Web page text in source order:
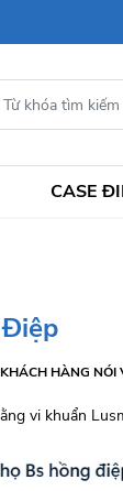
CASE
KHÁCH HÀNG NÓI
vi khuẩn